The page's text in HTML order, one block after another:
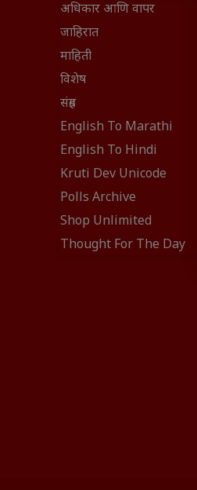
अधिकार आणि वापर
जाहिरात
माहिती
विशेष
संग्रह
English To Marathi
English To Hindi
Kruti Dev Unicode
Polls Archive
Shop Unlimited
Thought For The Day